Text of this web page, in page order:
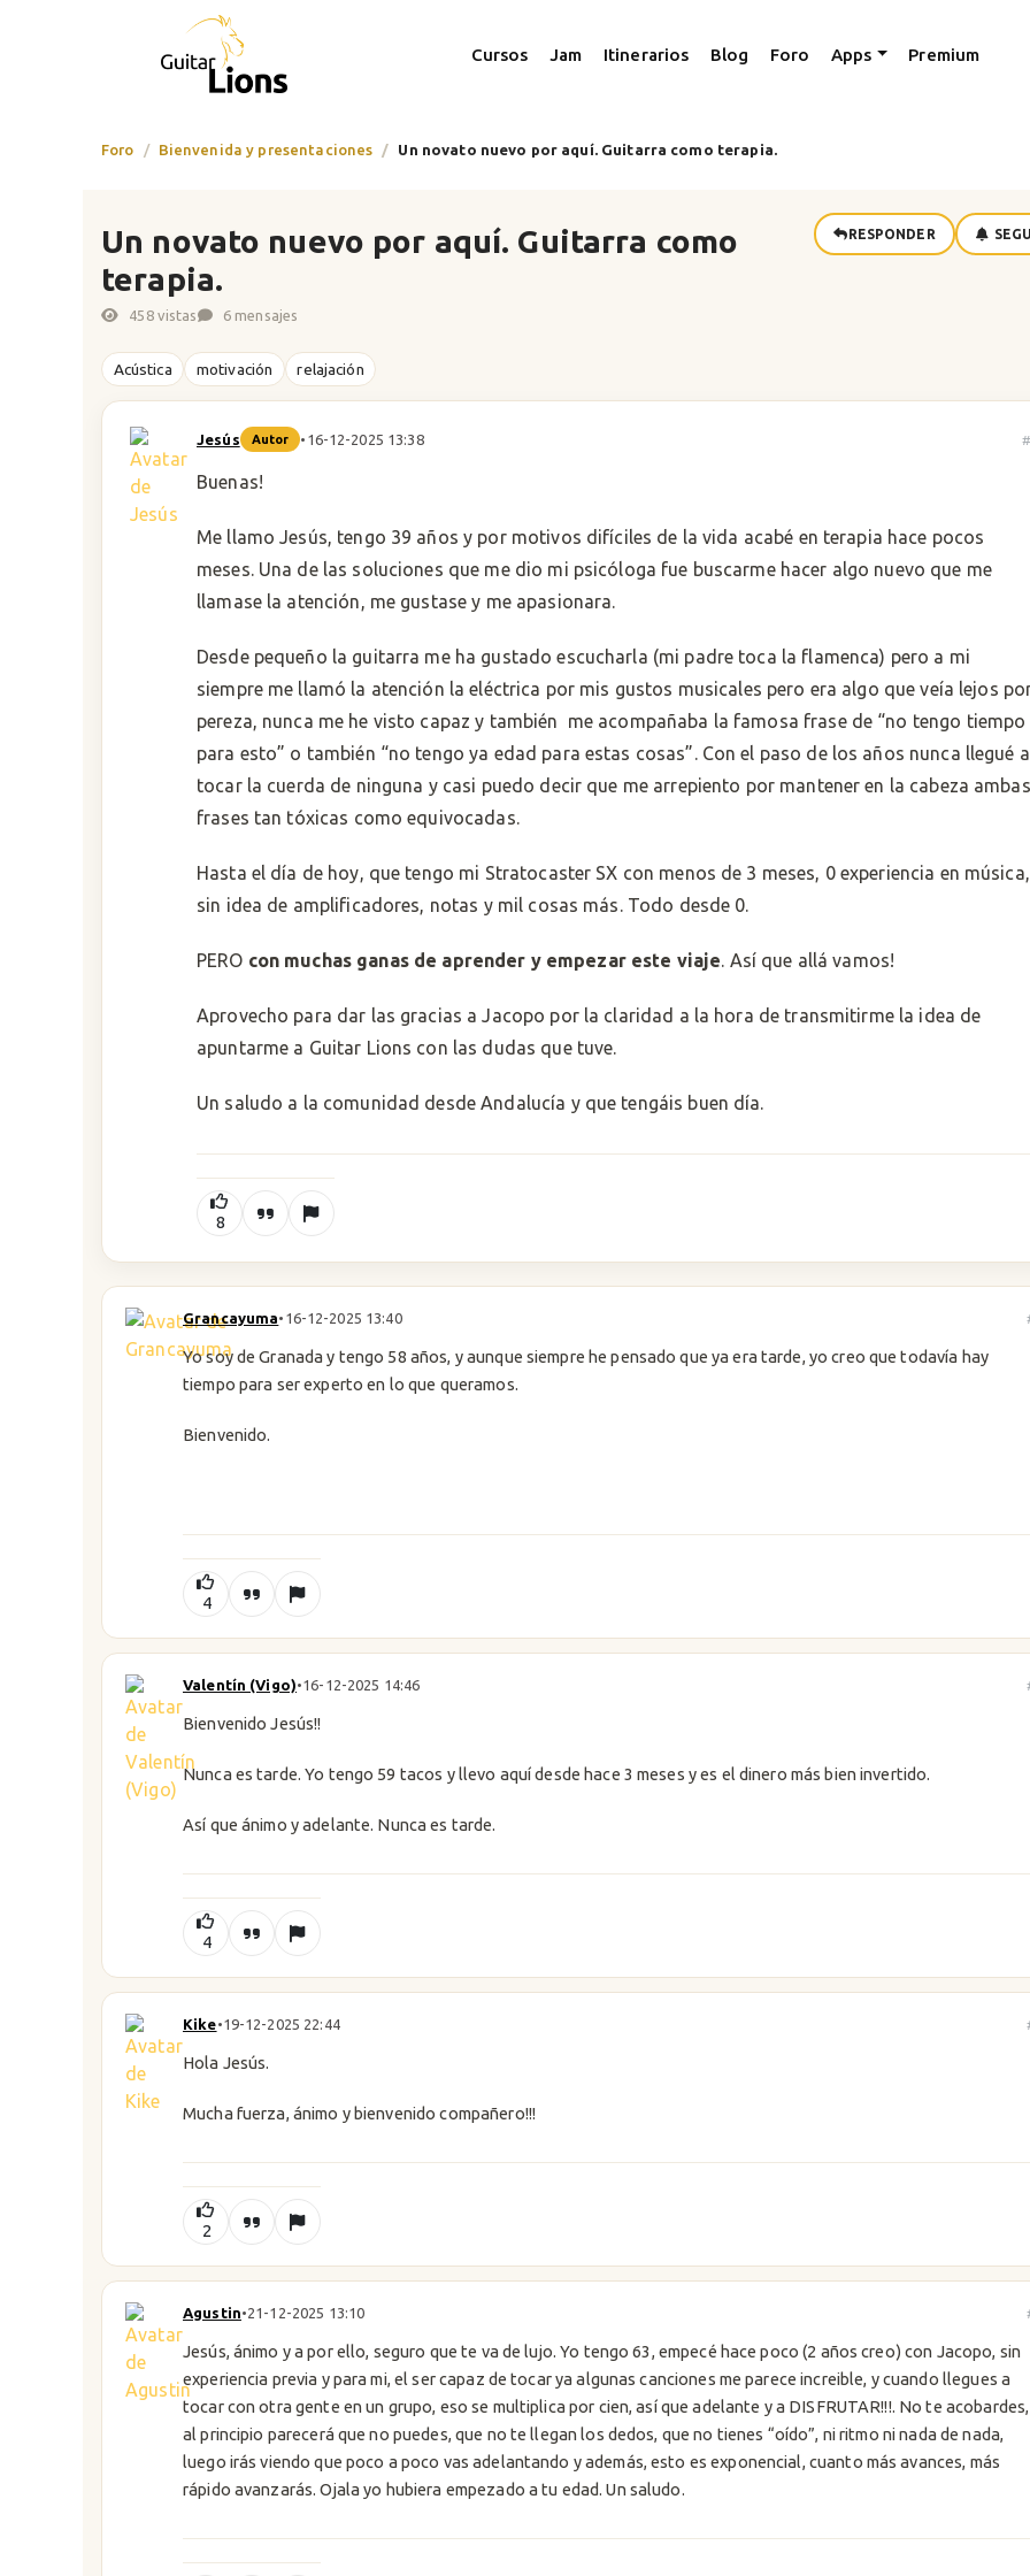
Cursos Jam Itinerarios Blog Foro Apps Premium
Foro Bienvenida y presentaciones Un novato nuevo por aquí. Guitarra como terapia.
Un novato nuevo por aquí. Guitarra como
terapia.
RESPONDER
458 vistas 6 mensajes
Acústica motivación relajación
Jesús Autor • 16-12-2025 13:38
Buenas!
Me llamo Jesús, tengo 39 años y por motivos difíciles de la vida acabé en terapia hace pocos
meses. Una de las soluciones que me dio mi psicóloga fue buscarme hacer algo nuevo que me
llamase la atención, me gustase y me apasionara.
Desde pequeño la guitarra me ha gustado escucharla (mi padre toca la flamenca) pero a mi
siempre me llamó la atención la eléctrica por mis gustos musicales pero era algo que veía lejos
pereza, nunca me he visto capaz y también me acompañaba la famosa frase de “no tengo tiempo
para esto” o también “no tengo ya edad para estas cosas”. Con el paso de los años nunca llegué a
tocar la cuerda de ninguna y casi puedo decir que me arrepiento por mantener en la cabeza ambas
frases tan tóxicas como equivocadas.
Hasta el día de hoy, que tengo mi Stratocaster SX con menos de 3 meses, 0 experiencia en música,
sin idea de amplificadores, notas y mil cosas más. Todo desde 0.
PERO con muchas ganas de aprender y empezar este viaje. Así que allá vamos!
Aprovecho para dar las gracias a Jacopo por la claridad a la hora de transmitirme la idea de
apuntarme a Guitar Lions con las dudas que tuve.
Un saludo a la comunidad desde Andalucía y que tengáis buen día.
8
Grancayuma• 16-12-2025 13:40
Yo soy de Granada y tengo 58 años, y aunque siempre he pensado que ya era tarde, yo creo que todavía hay
tiempo para ser experto en lo que queramos.
Bienvenido.
4
Valentín (Vigo)•16-12-2025 14:46
Bienvenido Jesús!!
Nunca es tarde. Yo tengo 59 tacos y llevo aquí desde hace 3 meses y es el dinero más bien invertido.
Así que ánimo y adelante. Nunca es tarde.
4
Kike•19-12-2025 22:44
Hola Jesús.
Mucha fuerza, ánimo y bienvenido compañero!!!
2
Agustin•21-12-2025 13:10
Jesús, ánimo y a por ello, seguro que te va de lujo. Yo tengo 63, empecé hace poco (2 años creo) con Jacopo, sin
experiencia previa y para mi, el ser capaz de tocar ya algunas canciones me parece increible, y cuando llegues a
tocar con otra gente en un grupo, eso se multiplica por cien, así que adelante y a DISFRUTAR!!!. No te acobardes,
al principio parecerá que no puedes, que no te llegan los dedos, que no tienes “oído”, ni ritmo ni nada de nada,
luego irás viendo que poco a poco vas adelantando y además, esto es exponencial, cuanto más avances, más
rápido avanzarás. Ojala yo hubiera empezado a tu edad. Un saludo.